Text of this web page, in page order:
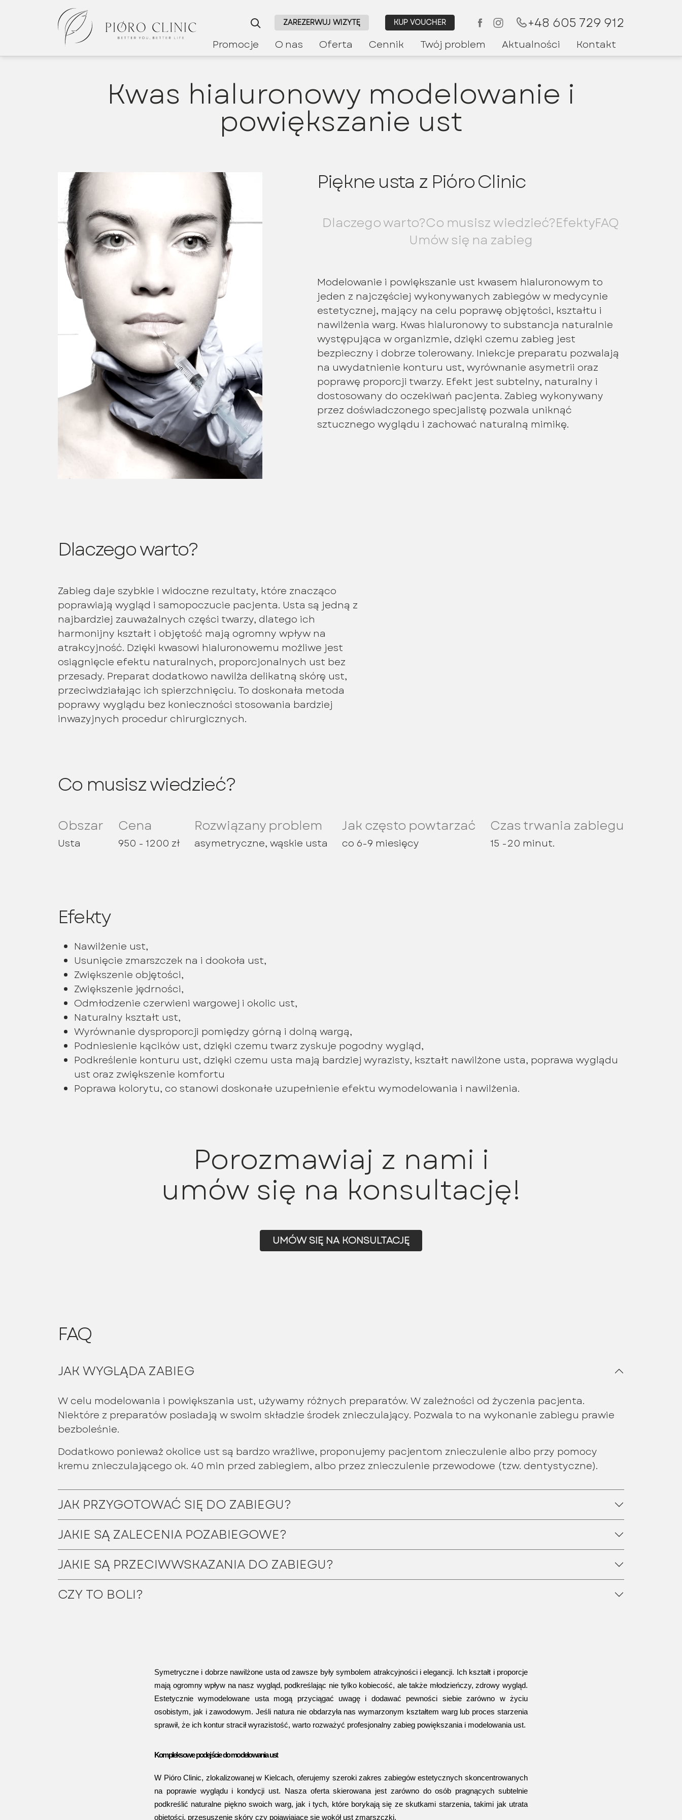
Promocje O nas Oferta Cennik Twój problem Aktualności Kontakt
ZAREZERWUJ WIZYTĘ KUP VOUCHER +48 605 729 912
Kwas hialuronowy modelowanie i
powiększanie ust
Piękne usta z Pióro Clinic
Dlaczego warto?Co musisz wiedzieć?EfektyFAQ
Umów się na zabieg
Modelowanie i powiększanie ust kwasem hialuronowym to
jeden z najczęściej wykonywanych zabiegów w medycynie
estetycznej, mający na celu poprawę objętości, kształtu i
nawilżenia warg. Kwas hialuronowy to substancja naturalnie
występująca w organizmie, dzięki czemu zabieg jest
bezpieczny i dobrze tolerowany. Iniekcje preparatu pozwalają
na uwydatnienie konturu ust, wyrównanie asymetrii oraz
poprawę proporcji twarzy. Efekt jest subtelny, naturalny i
dostosowany do oczekiwań pacjenta. Zabieg wykonywany
przez doświadczonego specjalistę pozwala uniknąć
sztucznego wyglądu i zachować naturalną mimikę.
Dlaczego warto?
Zabieg daje szybkie i widoczne rezultaty, które znacząco
poprawiają wygląd i samopoczucie pacjenta. Usta są jedną z
najbardziej zauważalnych części twarzy, dlatego ich
harmonijny kształt i objętość mają ogromny wpływ na
atrakcyjność. Dzięki kwasowi hialuronowemu możliwe jest
osiągnięcie efektu naturalnych, proporcjonalnych ust bez
przesady. Preparat dodatkowo nawilża delikatną skórę ust,
przeciwdziałając ich spierzchnięciu. To doskonała metoda
poprawy wyglądu bez konieczności stosowania bardziej
inwazyjnych procedur chirurgicznych.
Co musisz wiedzieć?
Obszar
Usta
Cena
950 - 1200 zł
Rozwiązany problem
asymetryczne, wąskie usta
Jak często powtarzać
co 6-9 miesięcy
Czas trwania zabiegu
15 -20 minut.
Efekty
Nawilżenie ust,
Usunięcie zmarszczek na i dookoła ust,
Zwiększenie objętości,
Zwiększenie jędrności,
Odmłodzenie czerwieni wargowej i okolic ust,
Naturalny kształt ust,
Wyrównanie dysproporcji pomiędzy górną i dolną wargą,
Podniesienie kącików ust, dzięki czemu twarz zyskuje pogodny wygląd,
Podkreślenie konturu ust, dzięki czemu usta mają bardziej wyrazisty, kształt nawilżone usta, poprawa wyglądu
ust oraz zwiększenie komfortu
Poprawa kolorytu, co stanowi doskonałe uzupełnienie efektu wymodelowania i nawilżenia.
Porozmawiaj z nami i
umów się na konsultację!
UMÓW SIĘ NA KONSULTACJĘ
FAQ
JAK WYGLĄDA ZABIEG
W celu modelowania i powiększania ust, używamy różnych preparatów. W zależności od życzenia pacjenta.
Niektóre z preparatów posiadają w swoim składzie środek znieczulający. Pozwala to na wykonanie zabiegu prawie
bezboleśnie.
Dodatkowo ponieważ okolice ust są bardzo wrażliwe, proponujemy pacjentom znieczulenie albo przy pomocy
kremu znieczulającego ok. 40 min przed zabiegiem, albo przez znieczulenie przewodowe (tzw. dentystyczne).
JAK PRZYGOTOWAĆ SIĘ DO ZABIEGU?
JAKIE SĄ ZALECENIA POZABIEGOWE?
JAKIE SĄ PRZECIWWSKAZANIA DO ZABIEGU?
CZY TO BOLI?
Symetryczne i dobrze nawilżone usta od zawsze były symbolem atrakcyjności i elegancji. Ich kształt i proporcje
mają ogromny wpływ na nasz wygląd, podkreślając nie tylko kobiecość, ale także młodzieńczy, zdrowy wygląd.
Estetycznie wymodelowane usta mogą przyciągać uwagę i dodawać pewności siebie zarówno w życiu
osobistym, jak i zawodowym. Jeśli natura nie obdarzyła nas wymarzonym kształtem warg lub proces starzenia
sprawił, że ich kontur stracił wyrazistość, warto rozważyć profesjonalny zabieg powiększania i modelowania ust.
Kompleksowe podejście do modelowania ust
W Pióro Clinic, zlokalizowanej w Kielcach, oferujemy szeroki zakres zabiegów estetycznych skoncentrowanych
na poprawie wyglądu i kondycji ust. Nasza oferta skierowana jest zarówno do osób pragnących subtelnie
podkreślić naturalne piękno swoich warg, jak i tych, które borykają się ze skutkami starzenia, takimi jak utrata
objętości, przesuszenie skóry czy pojawiające się wokół ust zmarszczki.